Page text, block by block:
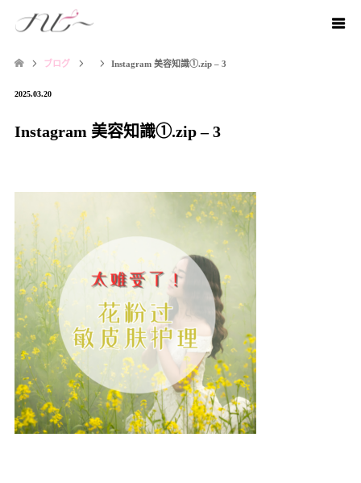
ブログ Instagram 美容知識①.zip – 3
2025.03.20
Instagram 美容知識①.zip – 3